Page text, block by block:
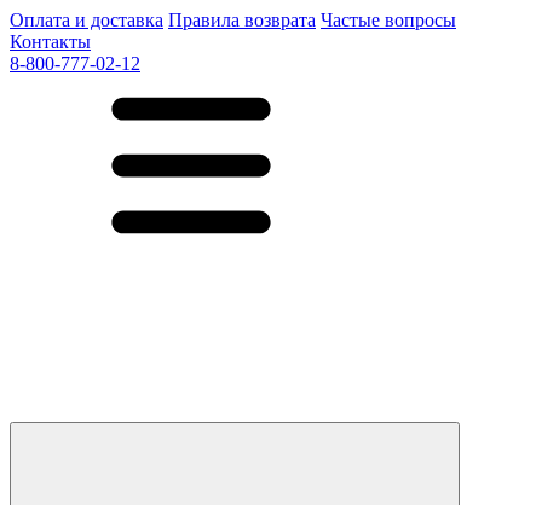
Оплата и доставка Правила возврата Частые вопросы
Контакты
8-800-777-02-12